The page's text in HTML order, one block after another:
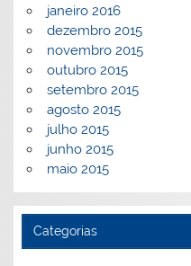
janeiro 2016
dezembro 2015
novembro 2015
outubro 2015
setembro 2015
agosto 2015
julho 2015
junho 2015
maio 2015
Categorias